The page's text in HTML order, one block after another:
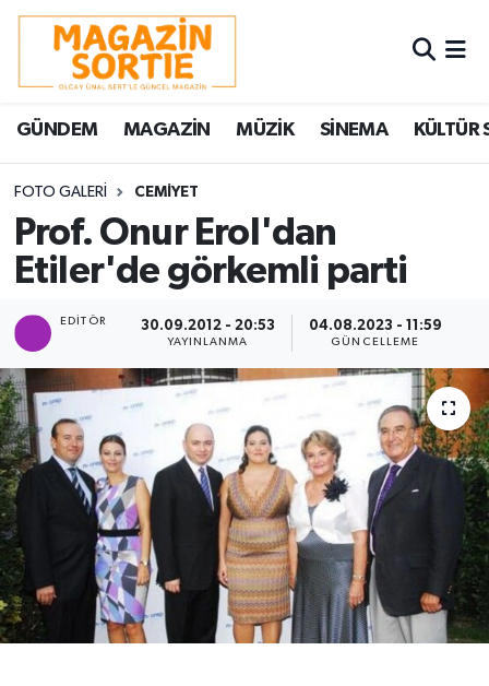
GÜNDEM MAGAZİN MÜZİK SİNEMA KÜLTÜR
FOTO GALERI CEMİYET
Prof. Onur Erol'dan
Etiler'de görkemli parti
EDITÖR 30.09.2012 - 20:53
YAYINLANMA
04.08.2023 - 11:59
GÜNCELLEME
Nöbetçi Eczaneler
Hava Durumu
Trafik Durumu
Süper Lig Puan Durumu ve Fikstür
Haber Arşivi